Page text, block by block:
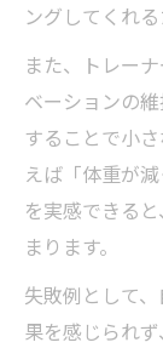
ングしてくれ
また、トレー
ベーションの
することで小
えば「体重が
を実感できる
まります。
失敗例として
果を感じられ